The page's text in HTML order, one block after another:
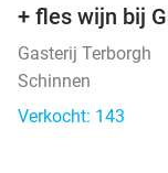
+ fles wijn bij
Gasterij Terborgh
Schinnen
Verkocht: 143